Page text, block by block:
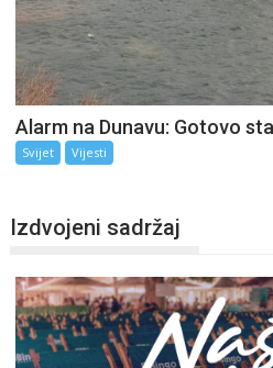
Alarm na Dunavu: Gotovo
Svijet Vijesti
Izdvojeni sadržaj